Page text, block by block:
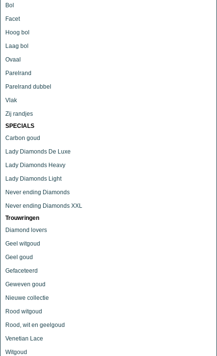
Bol
Facet
Hoog bol
Laag bol
Ovaal
Parelrand
Parelrand dubbel
Vlak
Zij randjes
SPECIALS
Carbon goud
Lady Diamonds De Luxe
Lady Diamonds Heavy
Lady Diamonds Light
Never ending Diamonds
Never ending Diamonds XXL
Trouwringen
Diamond lovers
Geel witgoud
Geel goud
Gefaceteerd
Geweven goud
Nieuwe collectie
Rood witgoud
Rood, wit en geelgoud
Venetian Lace
Witgoud